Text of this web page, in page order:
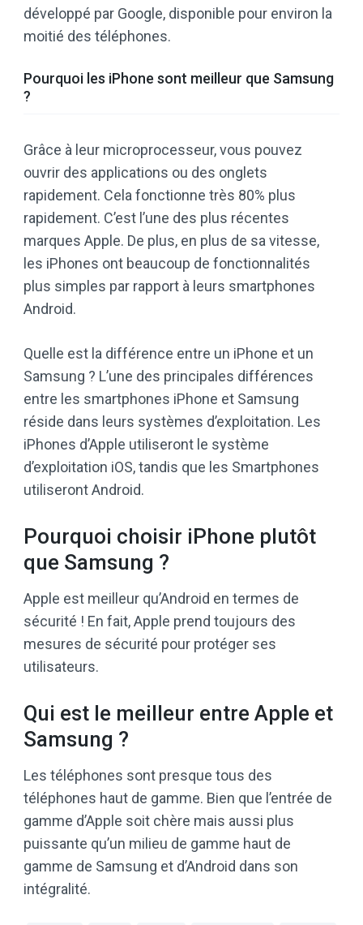
développé par Google, disponible pour environ la
moitié des téléphones.
Pourquoi les iPhone sont meilleur que Samsung
?
Grâce à leur microprocesseur, vous pouvez
ouvrir des applications ou des onglets
rapidement. Cela fonctionne très 80% plus
rapidement. C’est l’une des plus récentes
marques Apple. De plus, en plus de sa vitesse,
les iPhones ont beaucoup de fonctionnalités
plus simples par rapport à leurs smartphones
Android.
Quelle est la différence entre un iPhone et un
Samsung ? L’une des principales différences
entre les smartphones iPhone et Samsung
réside dans leurs systèmes d’exploitation. Les
iPhones d’Apple utiliseront le système
d’exploitation iOS, tandis que les Smartphones
utiliseront Android.
Pourquoi choisir iPhone plutôt
que Samsung ?
Apple est meilleur qu’Android en termes de
sécurité ! En fait, Apple prend toujours des
mesures de sécurité pour protéger ses
utilisateurs.
Qui est le meilleur entre Apple et
Samsung ?
Les téléphones sont presque tous des
téléphones haut de gamme. Bien que l’entrée de
gamme d’Apple soit chère mais aussi plus
puissante qu’un milieu de gamme haut de
gamme de Samsung et d’Android dans son
intégralité.